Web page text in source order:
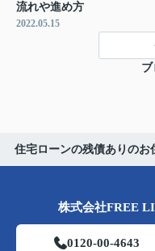
流れや進め方
2022.05.15
住宅ローンの残債ありの
株式会社FREE
0120-00-4643